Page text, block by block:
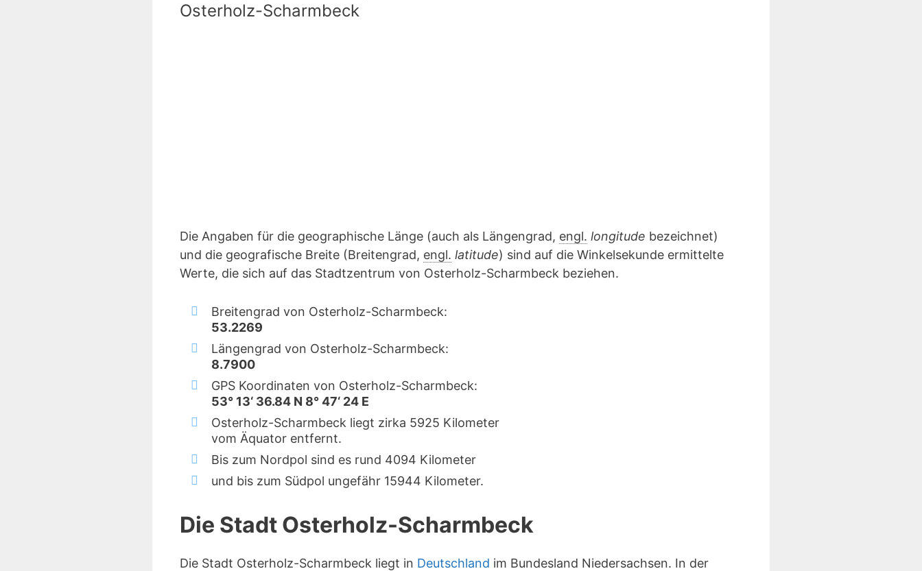
Osterholz-Scharmbeck
Die Angaben für die geographische Länge (auch als Längengrad, engl. longitude bezeichnet)
und die geografische Breite (Breitengrad, engl. latitude) sind auf die Winkelsekunde ermittelte
Werte, die sich auf das Stadtzentrum von Osterholz-Scharmbeck beziehen.
Breitengrad von Osterholz-Scharmbeck:
53.2269
Längengrad von Osterholz-Scharmbeck:
8.7900
GPS Koordinaten von Osterholz-Scharmbeck:
53° 13‘ 36.84 N 8° 47‘ 24 E
Osterholz-Scharmbeck liegt zirka 5925 Kilometer
vom Äquator entfernt.
Bis zum Nordpol sind es rund 4094 Kilometer
und bis zum Südpol ungefähr 15944 Kilometer.
Die Stadt Osterholz-Scharmbeck
Die Stadt Osterholz-Scharmbeck liegt in Deutschland im Bundesland Niedersachsen. In der